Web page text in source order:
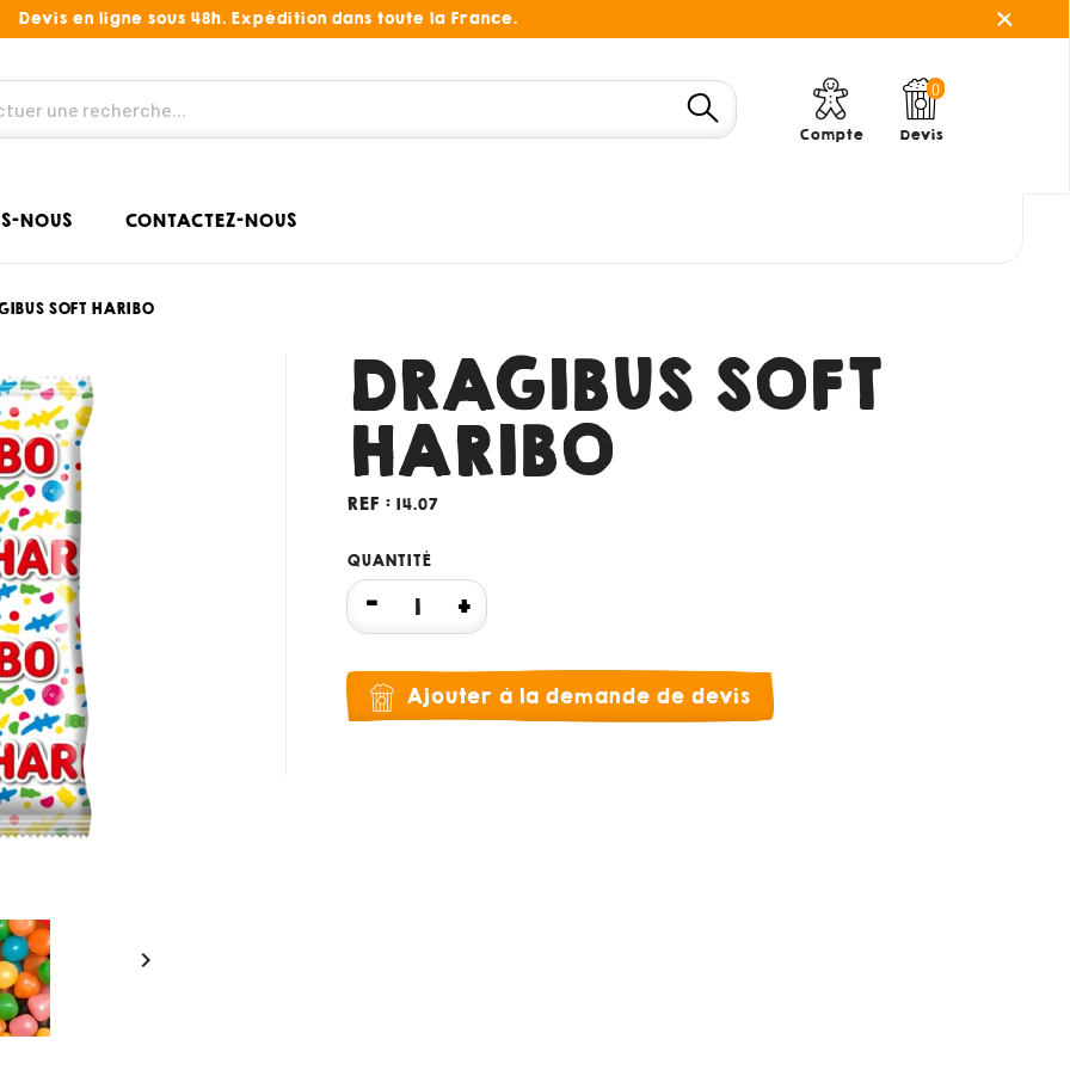
Devis en ligne sous 48h. Expédition dans toute la France.
Compte
0
Devis
NOUS CONTACTEZ-NOUS
SOFT HARIBO

DRAGIBUS SOFT
HARIBO
REF : 14.07
QUANTITÉ
Ajouter à la demande de devis